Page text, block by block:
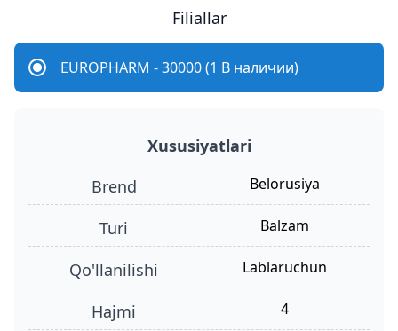
Filiallar
EUROPHARM - 30000 (1 В наличии)
Xususiyatlari
Brend
Belorusiya
turi balzam
qo'llanilishi lablaruchun
hajmi 4